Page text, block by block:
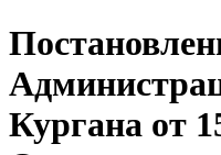
Кургана от